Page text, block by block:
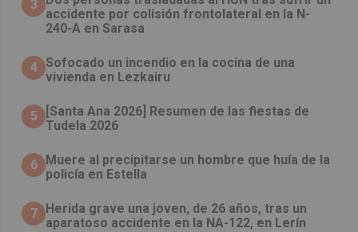
3
accidente por colisión frontolateral en la N-
240-A en Sarasa
4 Sofocado un incendio en la cocina de una
vivienda en Lezkairu
5
[Santa Ana 2026] Resumen de las fiestas de
Tudela 2026
6
Muere al precipitarse un hombre que huía de la
policía en Estella
7
Herida grave una joven, de 26 años, tras un
aparatoso accidente en la NA-122, en Lerín